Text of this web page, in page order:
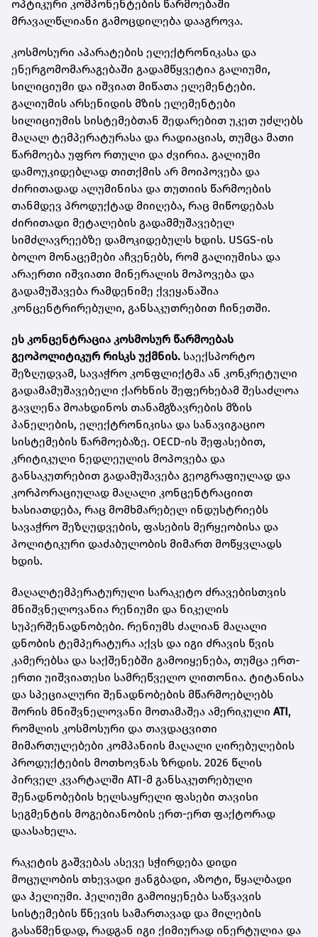
ოპტიკური კომპონენტების წარმოებაში
მრავალწლიანი გამოცდილება დააგროვა.
კოსმოსური აპარატების ელექტრონიკასა და
ენერგომომარაგებაში გადამწყვეტია გალიუმი,
სილიციუმი და იშვიათ მიწათა ელემენტები.
გალიუმის არსენიდის მზის ელემენტები
სილიციუმის სისტემებთან შედარებით უკეთ უძლებს
მაღალ ტემპერატურასა და რადიაციას, თუმცა მათი
წარმოება უფრო რთული და ძვირია. გალიუმი
დამოუკიდებლად თითქმის არ მოიპოვება და
ძირითადად ალუმინისა და თუთიის წარმოების
თანმდევ პროდუქტად მიიღება, რაც მიწოდებას
ძირითადი მეტალების გადამმუშავებელ
სიმძლავრეებზე დამოკიდებულს ხდის. USGS-ის
ბოლო მონაცემები აჩვენებს, რომ გალიუმისა და
არაერთი იშვიათი მინერალის მოპოვება და
გადამუშავება რამდენიმე ქვეყანაშია
კონცენტრირებული, განსაკუთრებით ჩინეთში.
ეს კონცენტრაცია კოსმოსურ წარმოებას
გეოპოლიტიკურ რისკს უქმნის. საექსპორტო
შეზღუდვამ, სავაჭრო კონფლიქტმა ან კონკრეტული
გადამამუშავებელი ქარხნის შეფერხებამ შესაძლოა
გავლენა მოახდინოს თანამგზავრების მზის
პანელების, ელექტრონიკისა და სანავიგაციო
სისტემების წარმოებაზე. OECD-ის შეფასებით,
კრიტიკული ნედლეულის მოპოვება და
განსაკუთრებით გადამუშავება გეოგრაფიულად და
კორპორაციულად მაღალი კონცენტრაციით
ხასიათდება, რაც მომხმარებელ ინდუსტრიებს
სავაჭრო შეზღუდვების, ფასების მერყეობისა და
პოლიტიკური დაძაბულობის მიმართ მოწყვლადს
ხდის.
მაღალტემპერატურული სარაკეტო ძრავებისთვის
მნიშვნელოვანია რენიუმი და ნიკელის
სუპერშენადნობები. რენიუმს ძალიან მაღალი
დნობის ტემპერატურა აქვს და იგი ძრავის წვის
კამერებსა და საქშენებში გამოიყენება, თუმცა ერთ-
ერთი უიშვიათესი სამრეწველო ლითონია. ტიტანისა
და სპეციალური შენადნობების მწარმოებლებს
შორის მნიშვნელოვანი მოთამაშეა ამერიკული ATI,
რომლის კოსმოსური და თავდაცვითი
მიმართულებები კომპანიის მაღალი ღირებულების
პროდუქტების მოთხოვნას ზრდის. 2026 წლის
პირველ კვარტალში ATI-მ განსაკუთრებული
შენადნობების ხელსაყრელი ფასები თავისი
სეგმენტის მოგებიანობის ერთ-ერთ ფაქტორად
დაასახელა.
რაკეტის გაშვებას ასევე სჭირდება დიდი
მოცულობის თხევადი ჟანგბადი, აზოტი, წყალბადი
და ჰელიუმი. ჰელიუმი გამოიყენება საწვავის
სისტემების წნევის სამართავად და მილების
გასაწმენდად, რადგან იგი ქიმიურად ინერტულია და